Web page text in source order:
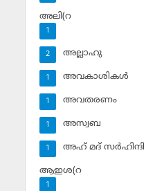
അലി(റ
1
അല്ലാഹു
2
അവകാശികള്‍
1
അവതരണം
1
അസ്വബ
1
അഹ് മദ് സര്‍ഹിന്ദി
1
ആഇശ(റ
1